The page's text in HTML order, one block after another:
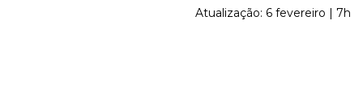
Atualização: 6 fevereiro | 7h